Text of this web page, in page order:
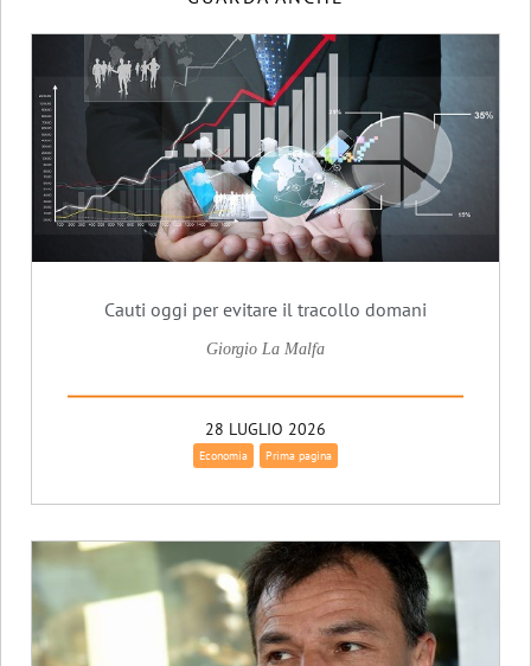
Cauti oggi per evitare il tracollo domani
Giorgio La Malfa
28 LUGLIO 2026
Economia Prima pagina